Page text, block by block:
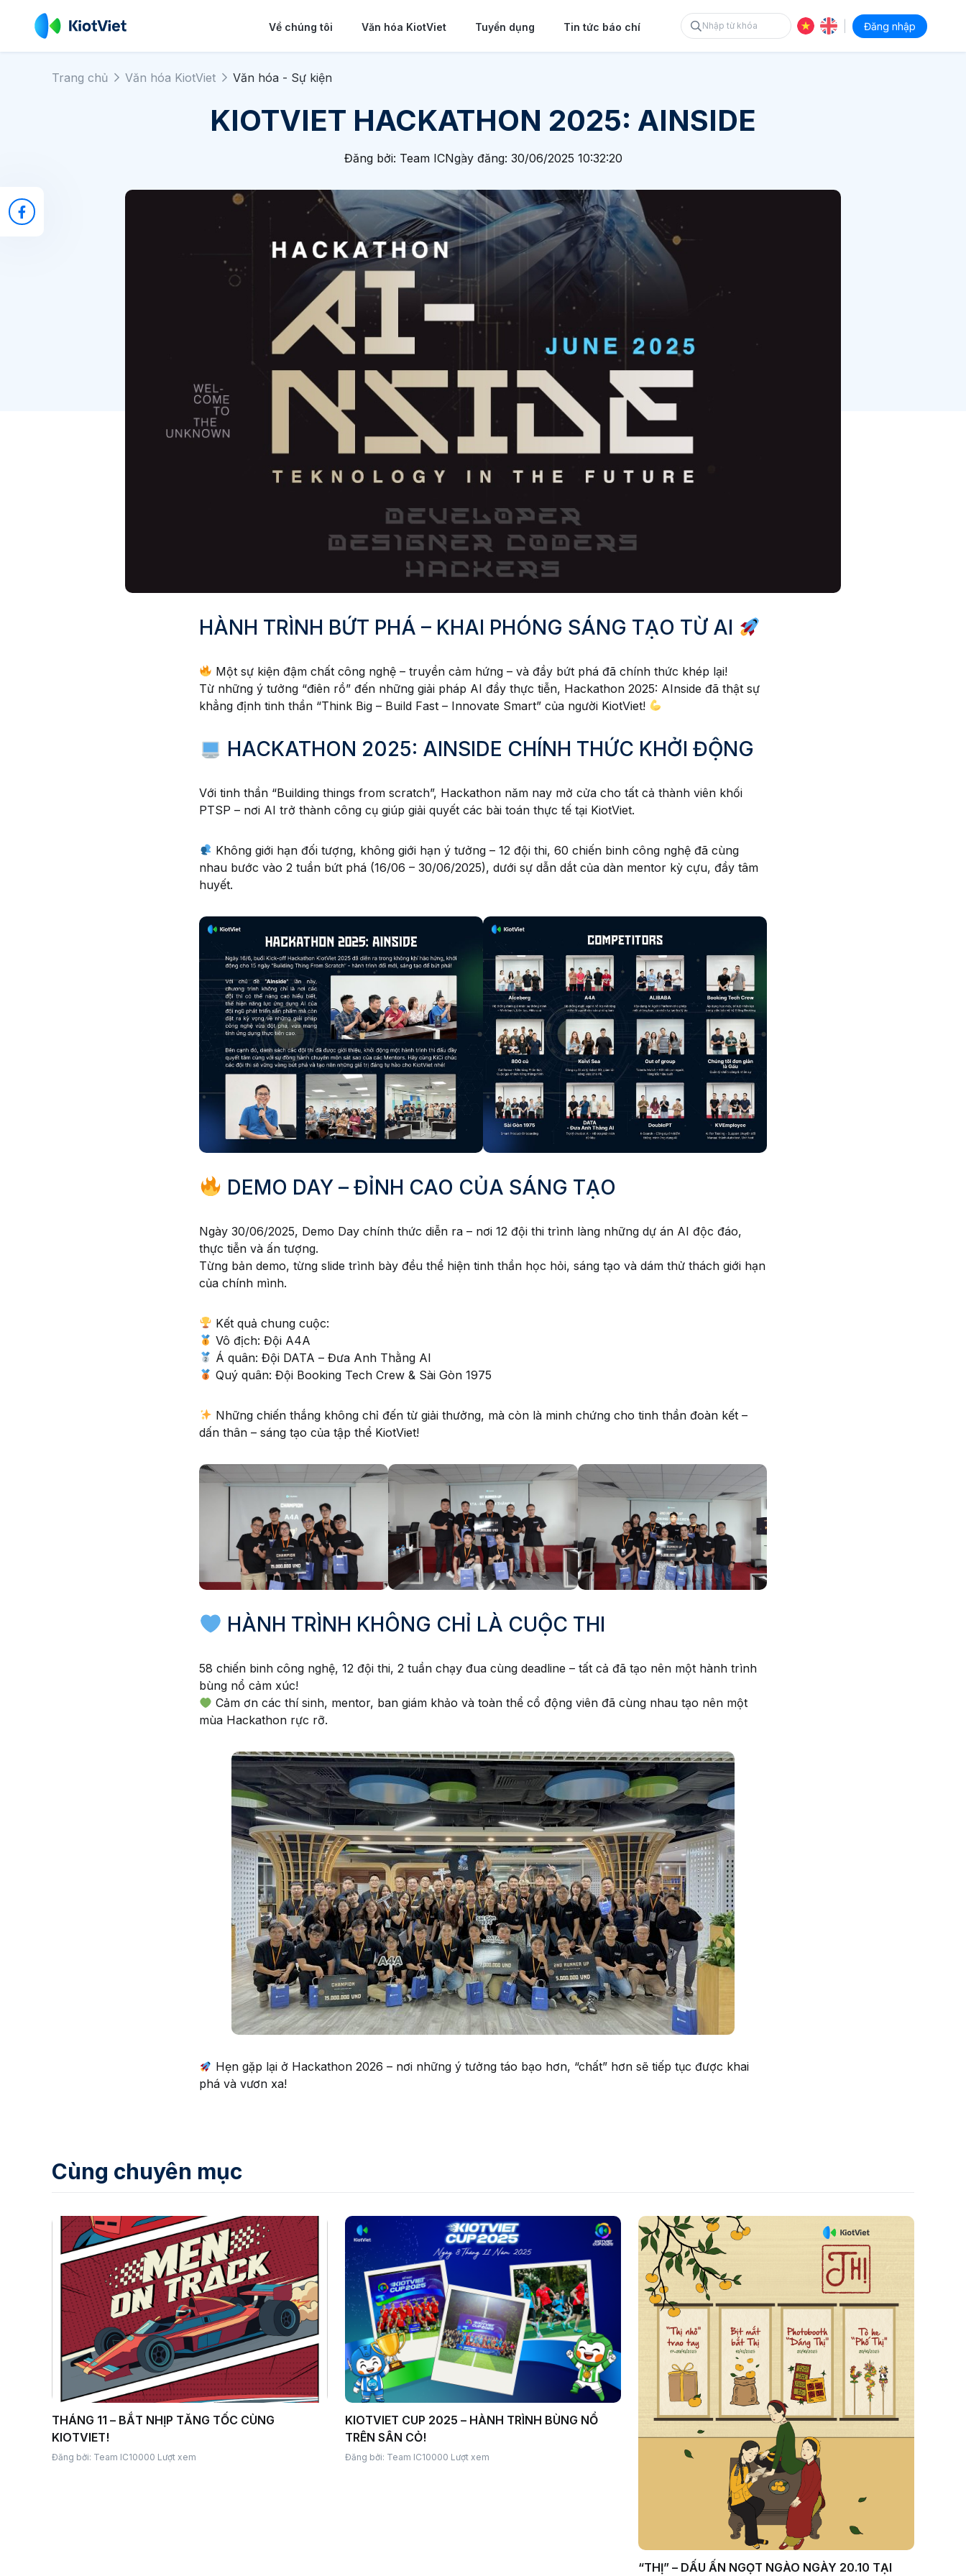
Về chúng tôi Văn hóa KiotViet Tuyển dụng Tin tức báo chí Đăng nhập
Trang chủ Văn hóa KiotViet Văn hóa - Sự kiện
KIOTVIET HACKATHON 2025: AINSIDE
Đăng bởi: Team ICNgày đăng: 30/06/2025 10:32:20
HÀNH TRÌNH BỨT PHÁ – KHAI PHÓNG SÁNG TẠO TỪ AI
Một sự kiện đậm chất công nghệ – truyền cảm hứng – và đầy bứt phá đã chính thức khép lại!
Từ những ý tưởng “điên rồ” đến những giải pháp AI đầy thực tiễn, Hackathon 2025: AInside đã thật sự
khẳng định tinh thần “Think Big – Build Fast – Innovate Smart” của người KiotViet!
HACKATHON 2025: AINSIDE CHÍNH THỨC KHỞI ĐỘNG
Với tinh thần “Building things from scratch”, Hackathon năm nay mở cửa cho tất cả thành viên khối
PTSP – nơi AI trở thành công cụ giúp giải quyết các bài toán thực tế tại KiotViet.
Không giới hạn đối tượng, không giới hạn ý tưởng – 12 đội thi, 60 chiến binh công nghệ đã cùng
nhau bước vào 2 tuần bứt phá (16/06 – 30/06/2025), dưới sự dẫn dắt của dàn mentor kỳ cựu, đầy tâm
huyết.
DEMO DAY – ĐỈNH CAO CỦA SÁNG TẠO
Ngày 30/06/2025, Demo Day chính thức diễn ra – nơi 12 đội thi trình làng những dự án AI độc đáo,
thực tiễn và ấn tượng.
Từng bản demo, từng slide trình bày đều thể hiện tinh thần học hỏi, sáng tạo và dám thử thách giới hạn
của chính mình.
Kết quả chung cuộc:
Vô địch: Đội A4A
Á quân: Đội DATA – Đưa Anh Thằng AI
Quý quân: Đội Booking Tech Crew & Sài Gòn 1975
Những chiến thắng không chỉ đến từ giải thưởng, mà còn là minh chứng cho tinh thần đoàn kết –
dấn thân – sáng tạo của tập thể KiotViet!
HÀNH TRÌNH KHÔNG CHỈ LÀ CUỘC THI
58 chiến binh công nghệ, 12 đội thi, 2 tuần chạy đua cùng deadline – tất cả đã tạo nên một hành trình
bùng nổ cảm xúc!
Cảm ơn các thí sinh, mentor, ban giám khảo và toàn thể cổ động viên đã cùng nhau tạo nên một
mùa Hackathon rực rỡ.
Hẹn gặp lại ở Hackathon 2026 – nơi những ý tưởng táo bạo hơn, “chất” hơn sẽ tiếp tục được khai
phá và vươn xa!
Cùng chuyên mục
THÁNG 11 – BẮT NHỊP TĂNG TỐC CÙNG
KIOTVIET!
Đăng bởi: Team IC10000 Lượt xem
KIOTVIET CUP 2025 – HÀNH TRÌNH BÙNG NỔ
TRÊN SÂN CỎ!
Đăng bởi: Team IC10000 Lượt xem
“THỊ” – DẤU ẤN NGỌT NGÀO NGÀY 20.10 TẠI